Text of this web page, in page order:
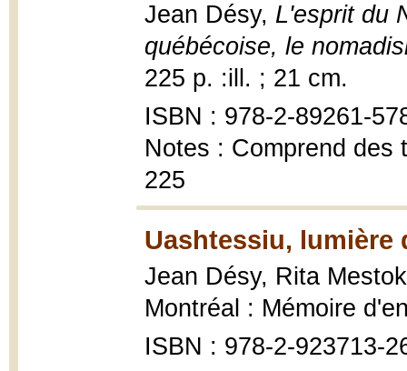
Jean Désy, L'esprit du
québécoise, le
225 p. :ill. ; 21 cm.
ISBN : 978-2-89261-
Notes : Comprend des
225
Uashtessiu, lumière
Jean Désy, Rita
Montréal : Mémoire
ISBN : 978-2-923713-